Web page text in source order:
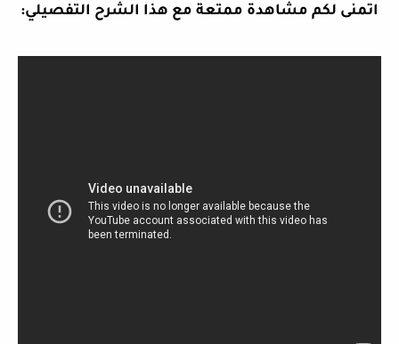
اتمنى لكم مشاهدة ممتعة مع هذا الشرح التفصيلي: